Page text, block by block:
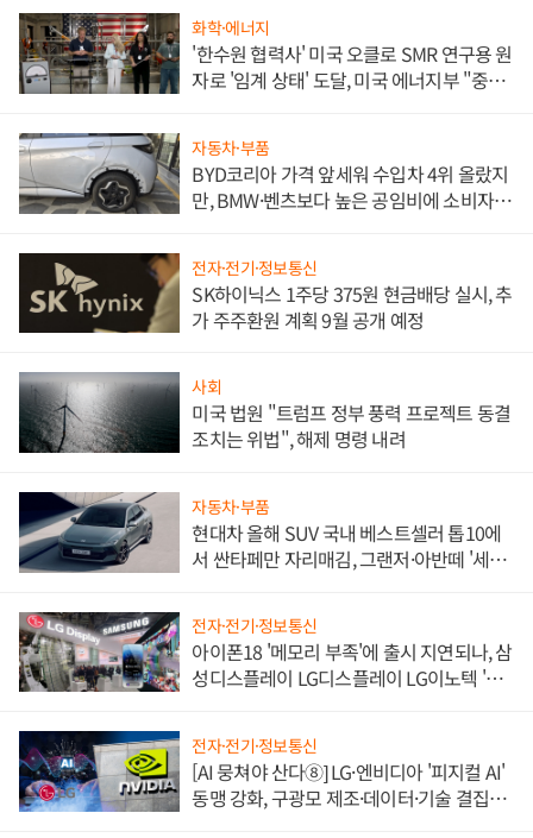
화학·에너지
'한수원 협력사' 미국 오클로 SMR 연구용 원
자로 '임계 상태' 도달, 미국 에너지부 "중요
자동차·부품
BYD코리아 가격 앞세워 수입차 4위 올랐지
만, BMW·벤츠보다 높은 공임비에 소비자
전자·전기·정보통신
SK하이닉스 1주당 375원 현금배당 실시, 추
가 주주환원 계획 9월 공개 예정
사회
미국 법원 "트럼프 정부 풍력 프로젝트 동결
조치는 위법", 해제 명령 내려
자동차·부품
현대차 올해 SUV 국내 베스트셀러 톱10에
서 싼타페만 자리매김, 그랜저·아반떼 '세단
전자·전기·정보통신
아이폰18 '메모리 부족'에 출시 지연되나, 삼
성디스플레이 LG디스플레이 LG이노텍 '탈
전자·전기·정보통신
[AI 뭉쳐야 산다⑧] LG·엔비디아 '피지컬 AI'
동맹 강화, 구광모 제조·데이터·기술 결집